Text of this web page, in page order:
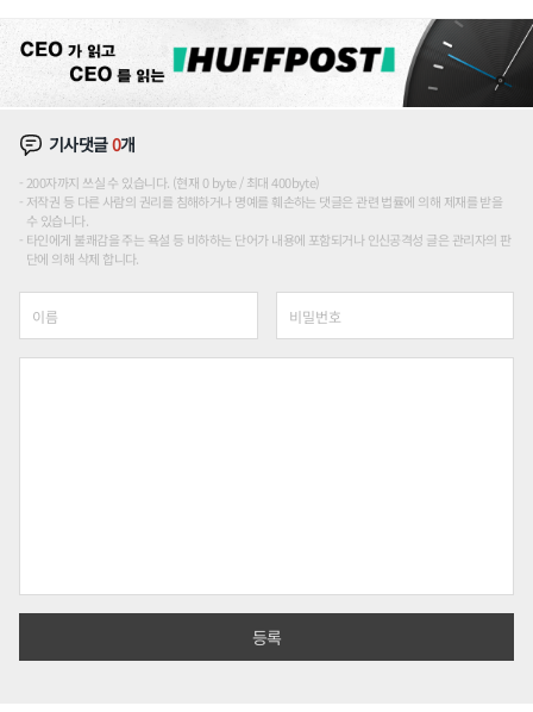
기사댓글0개
200자까지 쓰실 수 있습니다. (현재 0 byte / 최대 400byte)
저작권 등 다른 사람의 권리를 침해하거나 명예를 훼손하는 댓글은 관련 법률에 의해 제재를 받을
수 있습니다.
타인에게 불쾌감을 주는 욕설 등 비하하는 단어가 내용에 포함되거나 인신공격성 글은 관리자의 판
단에 의해 삭제 합니다.